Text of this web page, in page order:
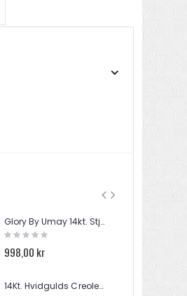
Glory By Umay 14kt. Stjernetegn I Perlemor FIS012B
998,00 kr
14Kt. Hvidgulds Creoler med 20 Brillanter 0,20ct. W/SI EA081445